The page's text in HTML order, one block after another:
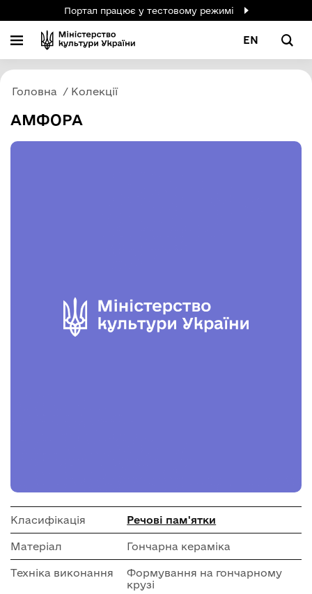
Портал працює у тестовому режимі
EN
Головна Колекції
АМФОРА
Класифікація Речові пам'ятки
Матеріал Гончарна кераміка
Техніка виконання
Формування на гончарному
крузі